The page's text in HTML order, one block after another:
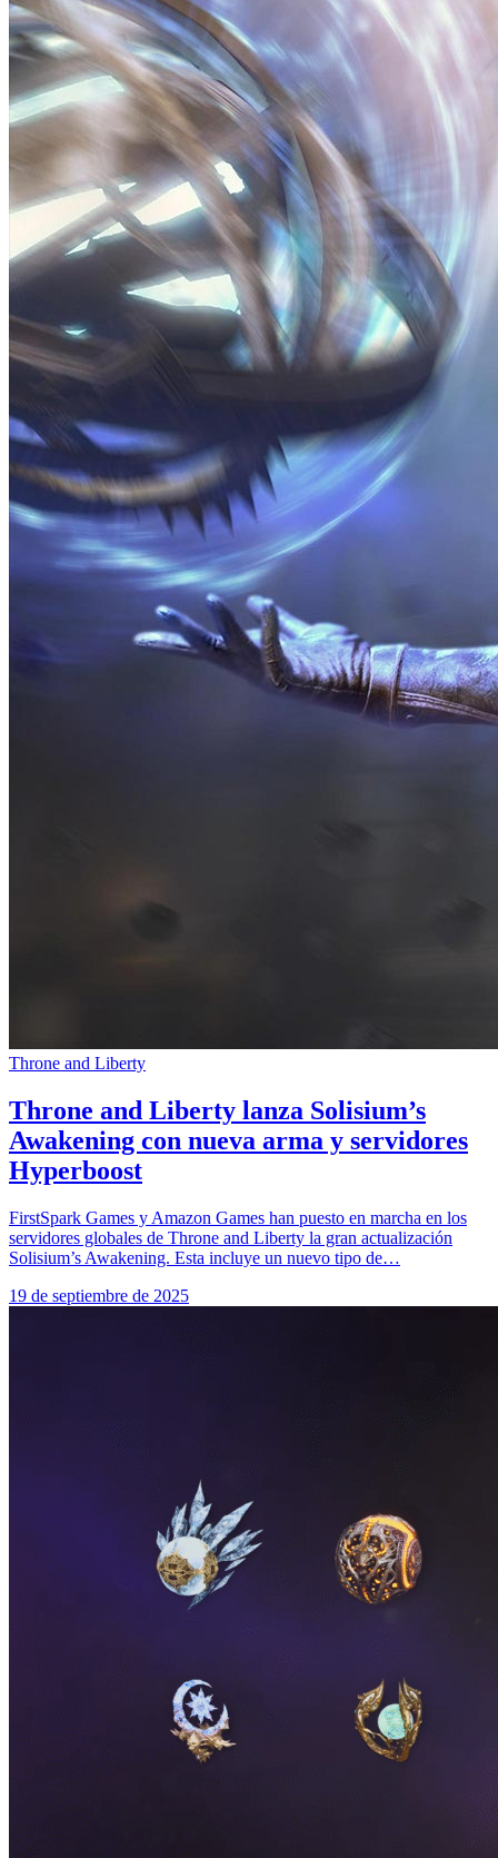
Throne and Liberty
Throne and Liberty lanza Solisium’s
Awakening con nueva arma y servidores
Hyperboost
FirstSpark Games y Amazon Games han puesto en marcha en los
servidores globales de Throne and Liberty la gran actualización
Solisium’s Awakening. Esta incluye un nuevo tipo de…
19 de septiembre de 2025